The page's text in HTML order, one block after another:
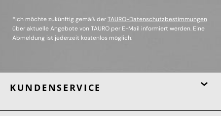
*Ich möchte zukünftig gemäß derTAURO-Datenschutzbestimmungen
über aktuelle Angebote von TAURO per E-Mail informiert werden. Eine
Abmeldung ist jederzeit kostenlos möglich.
KUNDENSERVICE